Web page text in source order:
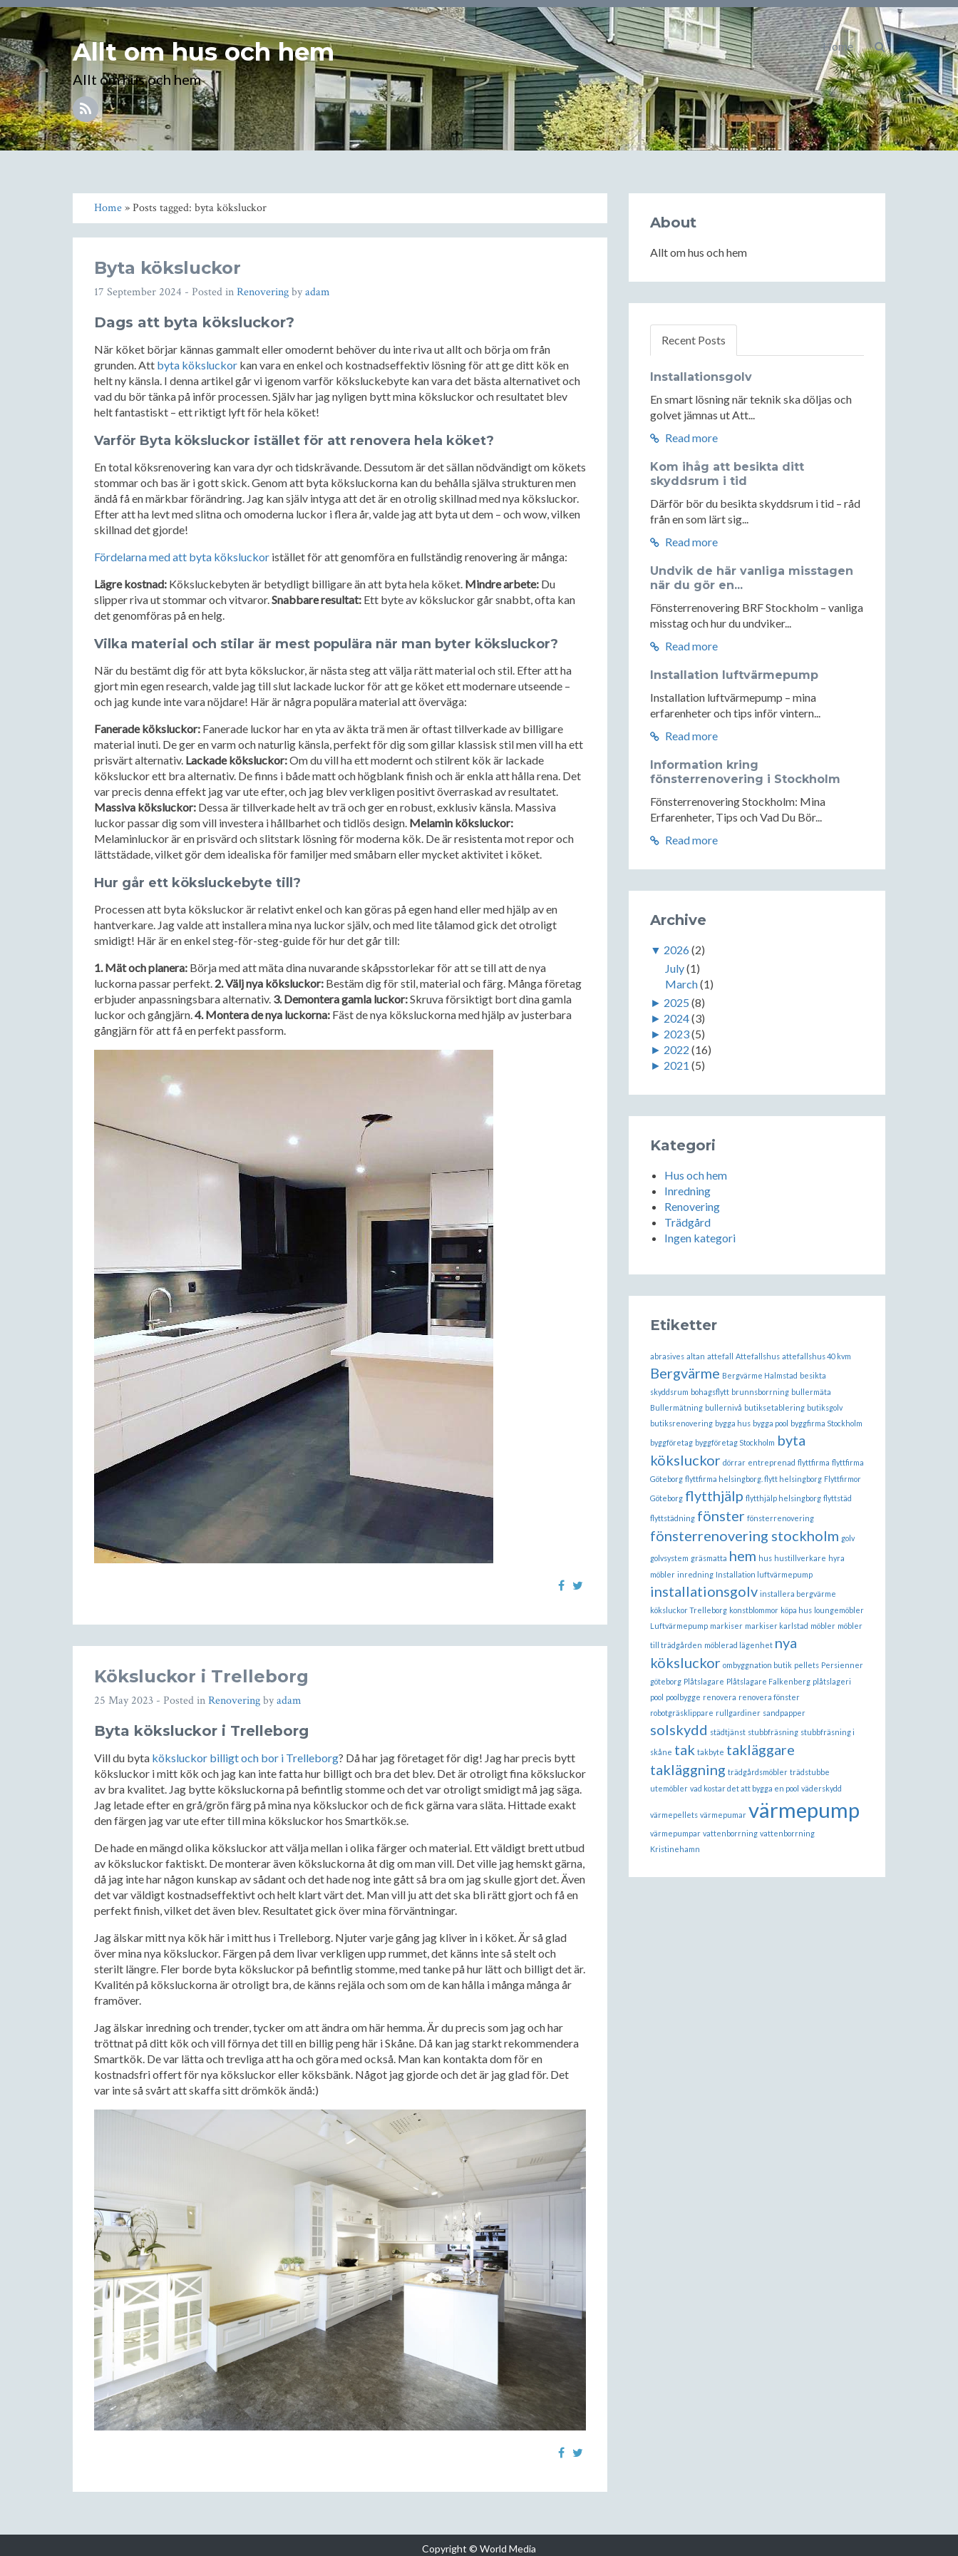
Allt om hus och hem
Allt om hus och hem
Home
Home» Posts tagged: byta köksluckor
Byta köksluckor
17 September 2024 - Posted inRenoveringbyadam
Dags att byta köksluckor?
När köket börjar kännas gammalt eller omodernt behöver du inte riva ut allt och börja om från
grunden. Att byta köksluckor kan vara en enkel och kostnadseffektiv lösning för att ge ditt kök en
helt ny känsla. I denna artikel går vi igenom varför köksluckebyte kan vara det bästa alternativet och
vad du bör tänka på inför processen. Själv har jag nyligen bytt mina köksluckor och resultatet blev
helt fantastiskt – ett riktigt lyft för hela köket!
Varför Byta köksluckor istället för att renovera hela köket?
En total köksrenovering kan vara dyr och tidskrävande. Dessutom är det sällan nödvändigt om kökets
stommar och bas är i gott skick. Genom att byta köksluckorna kan du behålla själva strukturen men
ändå få en märkbar förändring. Jag kan själv intyga att det är en otrolig skillnad med nya köksluckor.
Efter att ha levt med slitna och omoderna luckor i flera år, valde jag att byta ut dem – och wow, vilken
skillnad det gjorde!
Fördelarna med att byta köksluckor istället för att genomföra en fullständig renovering är många:
Lägre kostnad: Köksluckebyten är betydligt billigare än att byta hela köket. Mindre arbete: Du
slipper riva ut stommar och vitvaror.Snabbare resultat: Ett byte av köksluckor går snabbt, ofta kan
det genomföras på en helg.
Vilka material och stilar är mest populära när man byter köksluckor?
När du bestämt dig för att byta köksluckor, är nästa steg att välja rätt material och stil. Efter att ha
gjort min egen research, valde jag till slut lackade luckor för att ge köket ett modernare utseende –
och jag kunde inte vara nöjdare! Här är några populära material att överväga:
Fanerade köksluckor: Fanerade luckor har en yta av äkta trä men är oftast tillverkade av billigare
material inuti. De ger en varm och naturlig känsla, perfekt för dig som gillar klassisk stil men vill ha ett
prisvärt alternativ. Lackade köksluckor:Om du vill ha ett modernt och stilrent kök är lackade
köksluckor ett bra alternativ. De finns i både matt och högblank finish och är enkla att hålla rena. Det
var precis denna effekt jag var ute efter, och jag blev verkligen positivt överraskad av resultatet.
Massiva köksluckor: Dessa är tillverkade helt av trä och ger en robust, exklusiv känsla. Massiva
luckor passar dig som vill investera i hållbarhet och tidlös design. Melamin köksluckor:
Melaminluckor är en prisvärd och slitstark lösning för moderna kök. De är resistenta mot repor och
lättstädade, vilket gör dem idealiska för familjer med småbarn eller mycket aktivitet i köket.
Hur går ett köksluckebyte till?
Processen att byta köksluckor är relativt enkel och kan göras på egen hand eller med hjälp av en
hantverkare. Jag valde att installera mina nya luckor själv, och med lite tålamod gick det otroligt
smidigt! Här är en enkel steg-för-steg-guide för hur det går till:
1. Mät och planera: Börja med att mäta dina nuvarande skåpsstorlekar för att se till att de nya
luckorna passar perfekt. 2. Välj nya köksluckor: Bestäm dig för stil, material och färg. Många företag
erbjuder anpassningsbara alternativ. 3. Demontera gamla luckor:Skruva försiktigt bort dina gamla
luckor och gångjärn.4. Montera de nya luckorna: Fäst de nya köksluckorna med hjälp av justerbara
gångjärn för att få en perfekt passform.
Köksluckor i Trelleborg
25 May 2023 - Posted inRenoveringbyadam
Byta köksluckor i Trelleborg
Vill du byta köksluckor billigt och bor i Trelleborg? Då har jag företaget för dig! Jag har precis bytt
köksluckor i mitt kök och jag kan inte fatta hur billigt och bra det blev. Det är otroligt fina köksluckor
av bra kvalitet. Jag bytte köksluckorna på befintlig stomme och det var otroligt smidigt må jag säga.
Jag letade efter en grå/grön färg på mina nya köksluckor och de fick gärna vara släta. Hittade exakt
den färgen jag var ute efter till mina köksluckor hos Smartkök.se.
De hade en mängd olika köksluckor att välja mellan i olika färger och material. Ett väldigt brett utbud
av köksluckor faktiskt. De monterar även köksluckorna åt dig om man vill. Det ville jag hemskt gärna,
då jag inte har någon kunskap av sådant och det hade nog inte gått så bra om jag skulle gjort det. Även
det var väldigt kostnadseffektivt och helt klart värt det. Man vill ju att det ska bli rätt gjort och få en
perfekt finish, vilket det även blev. Resultatet gick över mina förväntningar.
Jag älskar mitt nya kök här i mitt hus i Trelleborg. Njuter varje gång jag kliver in i köket. Är så glad
över mina nya köksluckor. Färgen på dem livar verkligen upp rummet, det känns inte så stelt och
sterilt längre. Fler borde byta köksluckor på befintlig stomme, med tanke på hur lätt och billigt det är.
Kvalitén på köksluckorna är otroligt bra, de känns rejäla och som om de kan hålla i många många år
framöver.
Jag älskar inredning och trender, tycker om att ändra om här hemma. Är du precis som jag och har
tröttnat på ditt kök och vill förnya det till en billig peng här i Skåne. Då kan jag starkt rekommendera
Smartkök. De var lätta och trevliga att ha och göra med också. Man kan kontakta dom för en
kostnadsfri offert för nya köksluckor eller köksbänk. Något jag gjorde och det är jag glad för. Det
var inte så svårt att skaffa sitt drömkök ändå:)
About
Allt om hus och hem
Recent Posts
Installationsgolv
En smart lösning när teknik ska döljas och
golvet jämnas ut Att...
Read more
Kom ihåg att besikta ditt
skyddsrum i tid
Därför bör du besikta skyddsrum i tid – råd
från en som lärt sig...
Read more
Undvik de här vanliga misstagen
när du gör en...
Fönsterrenovering BRF Stockholm – vanliga
misstag och hur du undviker...
Read more
Installation luftvärmepump
Installation luftvärmepump – mina
erfarenheter och tips inför vintern...
Read more
Information kring
fönsterrenovering i Stockholm
Fönsterrenovering Stockholm: Mina
Erfarenheter, Tips och Vad Du Bör...
Read more
Archive
▼ 2026(2)
July(1)
March(1)
► 2025 (8)
► 2024(3)
► 2023(5)
► 2022 (16)
► 2021 (5)
Kategori
Hus och hem
Inredning
Renovering
Trädgård
Ingen kategori
Etiketter
abrasives altan attefall Attefallshus attefallshus 40 kvm
Bergvärme Bergvärme Halmstad besikta
skyddsrum bohagsflytt brunnsborrning bullermäta
Bullermätning bullernivå butiksetablering butiksgolv
butiksrenovering bygga hus bygga pool byggfirma Stockholm
byggföretag byggföretag Stockholm byta
köksluckor dörrar entreprenad flyttfirma flyttfirma
Göteborg flyttfirma helsingborg. flytt helsingborg Flyttfirmor
Göteborg flytthjälp flytthjälp helsingborg flyttstäd
flyttstädning fönster fönsterrenovering
fönsterrenovering stockholm golv
golvsystem gräsmatta hem hus hustillverkare hyra
möbler inredning Installation luftvärmepump
installationsgolv installera bergvärme
köksluckor Trelleborg konstblommor köpa hus loungemöbler
Luftvärmepump markiser markiser karlstad möbler möbler
till trädgården möblerad lägenhet nya
köksluckor ombyggnation butik pellets Persienner
göteborg Plåtslagare Plåtslagare Falkenberg plåtslageri
pool poolbygge renovera renovera fönster
robotgräsklippare rullgardiner sandpapper
solskydd städtjänst stubbfräsning stubbfräsning i
skåne tak takbyte takläggare
takläggning trädgårdsmöbler trädstubbe
utemöbler vad kostar det att bygga en pool väderskydd
värmepellets värmepumar värmepump
värmepumpar vattenborrning vattenborrning
Kristinehamn
Copyright © World Media